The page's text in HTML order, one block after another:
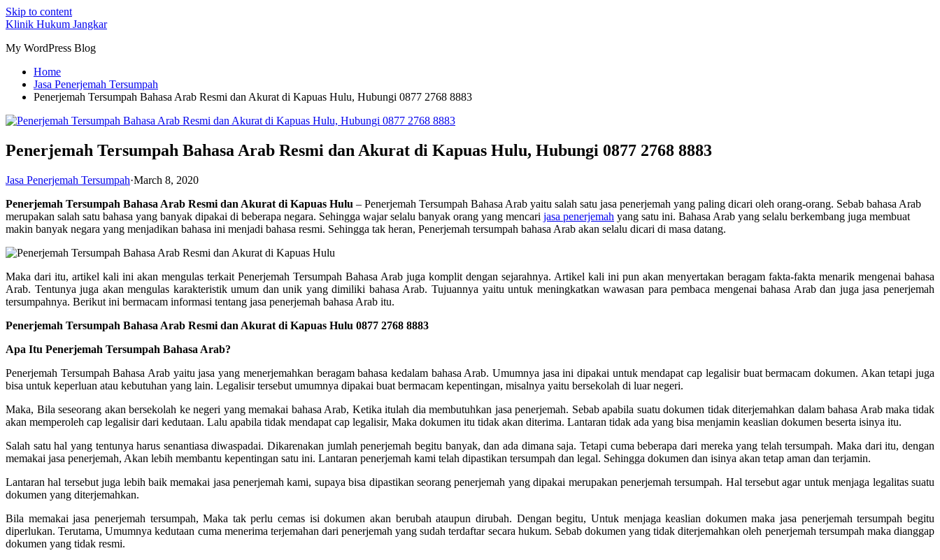
Skip to content
Klinik Hukum Jangkar
My WordPress Blog
Home
Jasa Penerjemah Tersumpah
Penerjemah Tersumpah Bahasa Arab Resmi dan Akurat di Kapuas Hulu, Hubungi 0877 2768 8883
Penerjemah Tersumpah Bahasa Arab Resmi dan Akurat di Kapuas Hulu, Hubungi 0877 2768 8883
Jasa Penerjemah Tersumpah·March 8, 2020
Penerjemah Tersumpah Bahasa Arab Resmi dan Akurat di Kapuas Hulu – Penerjemah Tersumpah Bahasa Arab yaitu salah satu jasa penerjemah yang paling dicari oleh orang-orang. Sebab bahasa Arab
merupakan salah satu bahasa yang banyak dipakai di beberapa negara. Sehingga wajar selalu banyak orang yang mencari jasa penerjemah yang satu ini. Bahasa Arab yang selalu berkembang juga membuat
makin banyak negara yang menjadikan bahasa ini menjadi bahasa resmi. Sehingga tak heran, Penerjemah tersumpah bahasa Arab akan selalu dicari di masa datang.
Maka dari itu, artikel kali ini akan mengulas terkait Penerjemah Tersumpah Bahasa Arab juga komplit dengan sejarahnya. Artikel kali ini pun akan menyertakan beragam fakta-fakta menarik mengenai bahasa
Arab. Tentunya juga akan mengulas karakteristik umum dan unik yang dimiliki bahasa Arab. Tujuannya yaitu untuk meningkatkan wawasan para pembaca mengenai bahasa Arab dan juga jasa penerjemah
tersumpahnya. Berikut ini bermacam informasi tentang jasa penerjemah bahasa Arab itu.
Penerjemah Tersumpah Bahasa Arab Resmi dan Akurat di Kapuas Hulu 0877 2768 8883
Apa Itu Penerjemah Tersumpah Bahasa Arab?
Penerjemah Tersumpah Bahasa Arab yaitu jasa yang menerjemahkan beragam bahasa kedalam bahasa Arab. Umumnya jasa ini dipakai untuk mendapat cap legalisir buat bermacam dokumen. Akan tetapi juga
bisa untuk keperluan atau kebutuhan yang lain. Legalisir tersebut umumnya dipakai buat bermacam kepentingan, misalnya yaitu bersekolah di luar negeri.
Maka, Bila seseorang akan bersekolah ke negeri yang memakai bahasa Arab, Ketika itulah dia membutuhkan jasa penerjemah. Sebab apabila suatu dokumen tidak diterjemahkan dalam bahasa Arab maka tidak
akan memperoleh cap legalisir dari kedutaan. Lalu apabila tidak mendapat cap legalisir, Maka dokumen itu tidak akan diterima. Lantaran tidak ada yang bisa menjamin keaslian dokumen beserta isinya itu.
Salah satu hal yang tentunya harus senantiasa diwaspadai. Dikarenakan jumlah penerjemah begitu banyak, dan ada dimana saja. Tetapi cuma beberapa dari mereka yang telah tersumpah. Maka dari itu, dengan
memakai jasa penerjemah, Akan lebih membantu kepentingan satu ini. Lantaran penerjemah kami telah dipastikan tersumpah dan legal. Sehingga dokumen dan isinya akan tetap aman dan terjamin.
Lantaran hal tersebut juga lebih baik memakai jasa penerjemah kami, supaya bisa dipastikan seorang penerjemah yang dipakai merupakan penerjemah tersumpah. Hal tersebut agar untuk menjaga legalitas suatu
dokumen yang diterjemahkan.
Bila memakai jasa penerjemah tersumpah, Maka tak perlu cemas isi dokumen akan berubah ataupun dirubah. Dengan begitu, Untuk menjaga keaslian dokumen maka jasa penerjemah tersumpah begitu
diperlukan. Terutama, Umumnya kedutaan cuma menerima terjemahan dari penerjemah yang sudah terdaftar secara hukum. Sebab dokumen yang tidak diterjemahkan oleh penerjemah tersumpah maka dianggap
dokumen yang tidak resmi.